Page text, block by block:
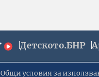
Детското.БНР
Общи условия за